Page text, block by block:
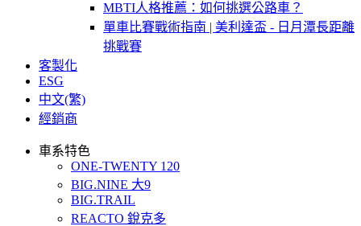
MBTI人格推薦：如何挑選公路車？
單車比賽戰術指南 | 美利達盃 - 日月潭長距離
挑戰賽
客製化
ESG
中文(繁)
經銷商
車系特色
ONE-TWENTY 120
BIG.NINE 大9
BIG.TRAIL
REACTO 銳克多